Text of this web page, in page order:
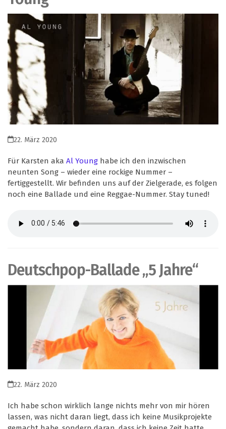
22. März 2020
Für Karsten aka Al Young habe ich den inzwischen
neunten Song – wieder eine rockige Nummer –
fertiggestellt. Wir befinden uns auf der Zielgerade, es folgen
noch eine Ballade und eine Reggae-Nummer. Stay tuned!
Deutschpop-Ballade „5 Jahre“
22. März 2020
Ich habe schon wirklich lange nichts mehr von mir hören
lassen, was nicht daran liegt, dass ich keine Musikprojekte